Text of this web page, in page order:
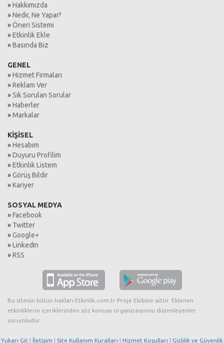
»Hakkımızda
»Nedir, Ne Yapar?
»Öneri Sistemi
»Etkinlik Ekle
»Basında Biz
GENEL
»Hizmet Firmaları
»Reklam Ver
»Sık Sorulan Sorular
»Haberler
»Markalar
KİŞİSEL
»Hesabım
»Duyuru Profilim
»Etkinlik Listem
»Görüş Bildir
»Kariyer
SOSYAL MEDYA
»Facebook
» Twitter
»Google+
»LinkedIn
»RSS
Bu sitenin bütün hakları Etkinlik.com.tr Proje Ekibine aittir. Eklenen
etkinliklerin içeriklerinden söz konusu organizasyonu düzenleyenler
sorumludur.
Yukarı Git İletişim Site Kullanım Kuralları Hizmet Koşulları Gizlilik ve Güvenlik